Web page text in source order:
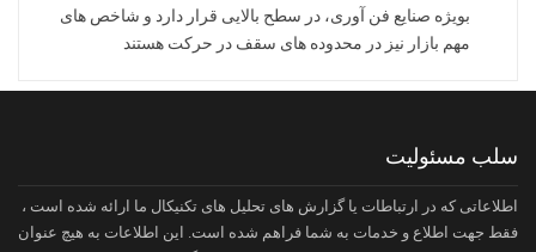
بویژه صنایع فن آوری، در سطح بالایی قرار دارد و شاخص های
مهم بازار نیز در محدوده های سقف در حرکت هستند
سلب مسئولیت
اطلاعاتی که در ارتباطات یا گزارش های تحلیل های تکنیکال ما ارائه شده است ،
فقط جهت اطلاع و خدمات به شما فراهم شده است. این اطلاعات به هیچ عنوان